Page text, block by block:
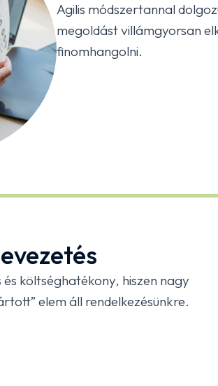
Agilis módszertannal
megoldást villámgyorsan
finomhangolni.
költséghatékony, hiszen nagy
elem áll rendelkezésünkre.